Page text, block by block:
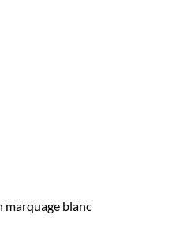
marquage blanc